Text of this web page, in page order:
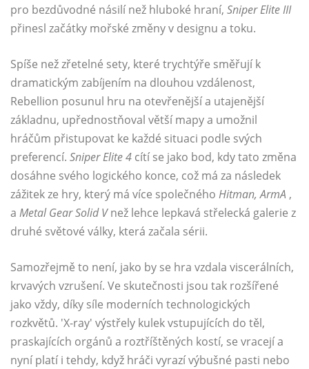
pro bezdůvodné násilí než hluboké hraní, Sniper Elite III
přinesl začátky mořské změny v designu a toku.
Spíše než zřetelné sety, které trychtýře směřují k
dramatickým zabíjením na dlouhou vzdálenost,
Rebellion posunul hru na otevřenější a utajenější
základnu, upřednostňoval větší mapy a umožnil
hráčům přistupovat ke každé situaci podle svých
preferencí. Sniper Elite 4 cítí se jako bod, kdy tato změna
dosáhne svého logického konce, což má za následek
zážitek ze hry, který má více společného Hitman, ArmA ,
a Metal Gear Solid Vnež lehce lepkavá střelecká galerie z
druhé světové války, která začala sérii.
Samozřejmě to není, jako by se hra vzdala viscerálních,
krvavých vzrušení. Ve skutečnosti jsou tak rozšířené
jako vždy, díky síle moderních technologických
rozkvětů. 'X-ray' výstřely kulek vstupujících do těl,
praskajících orgánů a roztříštěných kostí, se vracejí a
nyní platí i tehdy, když hráči vyrazí výbušné pasti nebo